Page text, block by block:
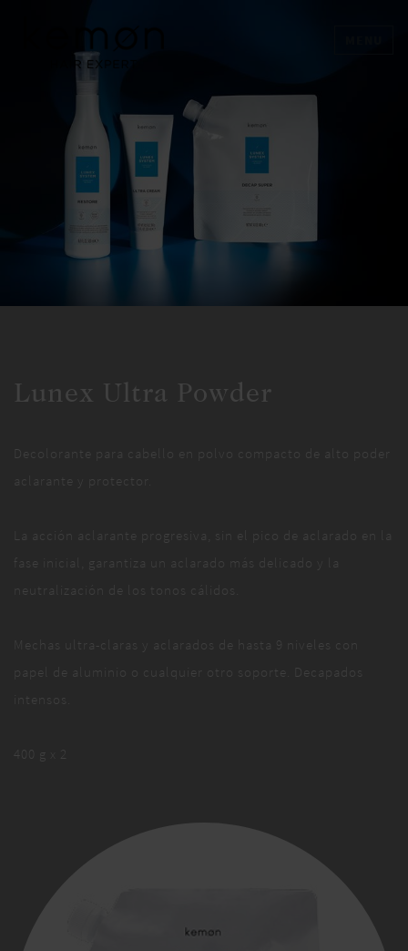
Lunex Ultra Powder
Decolorante para cabello en polvo compacto de alto poder
aclarante y protector.
La acción aclarante progresiva, sin el pico de aclarado en la
fase inicial, garantiza un aclarado más delicado y la
neutralización de los tonos cálidos.
Mechas ultra-claras y aclarados de hasta 9 niveles con
papel de aluminio o cualquier otro soporte. Decapados
intensos.
400 g x 2